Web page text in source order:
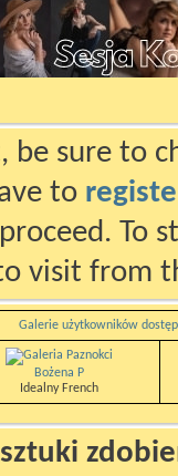
be sure to
to
To
visit from
Galerie użytkowników
Bożena P
Idealny French